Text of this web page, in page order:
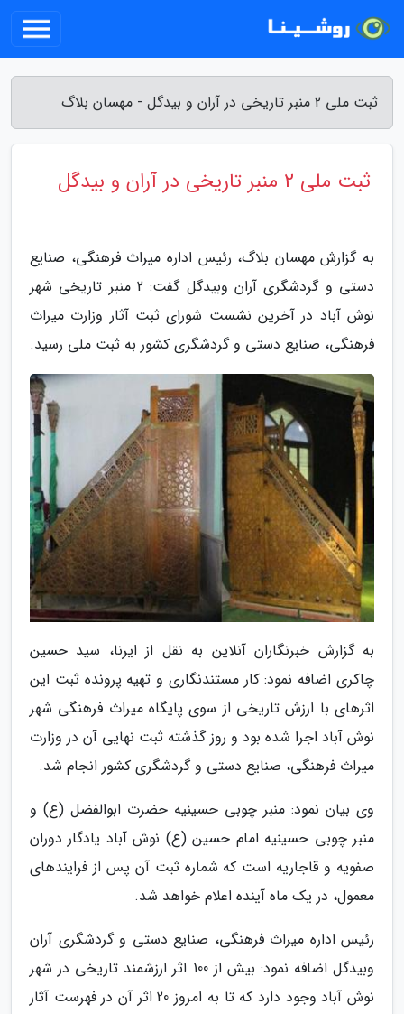
ثبت ملی 2 منبر تاریخی در آران و بیدگل - مهسان بلاگ
ثبت ملی 2 منبر تاریخی در آران و بیدگل
به گزارش مهسان بلاگ، رئیس اداره میراث فرهنگی، صنایع
دستی و گردشگری آران وبیدگل گفت: 2 منبر تاریخی شهر
نوش آباد در آخرین نشست شورای ثبت آثار وزارت میراث
فرهنگی، صنایع دستی و گردشگری کشور به ثبت ملی رسید.
به گزارش خبرنگاران آنلاین به نقل از ایرنا، سید حسین
چاکری اضافه نمود: کار مستندنگاری و تهیه پرونده ثبت این
اثرهای با ارزش تاریخی از سوی پایگاه میراث فرهنگی شهر
نوش آباد اجرا شده بود و روز گذشته ثبت نهایی آن در وزارت
میراث فرهنگی، صنایع دستی و گردشگری کشور انجام شد.
وی بیان نمود: منبر چوبی حسینیه حضرت ابوالفضل (ع) و
منبر چوبی حسینیه امام حسین (ع) نوش آباد یادگار دوران
صفویه و قاجاریه است که شماره ثبت آن پس از فرایندهای
معمول، در یک ماه آینده اعلام خواهد شد.
رئیس اداره میراث فرهنگی، صنایع دستی و گردشگری آران
وبیدگل اضافه نمود: بیش از 100 اثر ارزشمند تاریخی در شهر
نوش آباد وجود دارد که تا به امروز 20 اثر آن در فهرست آثار